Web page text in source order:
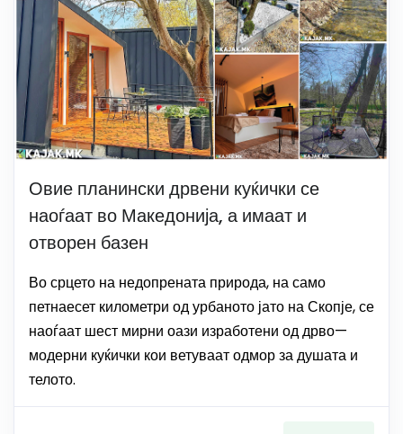
Овие планински дрвени куќички се
наоѓаат во Македонија, а имаат и
отворен базен
Во срцето на недопрената природа, на само
петнаесет километри од урбаното јато на Скопје, се
наоѓаат шест мирни оази изработени од дрво—
модерни куќички кои ветуваат одмор за душата и
телото.